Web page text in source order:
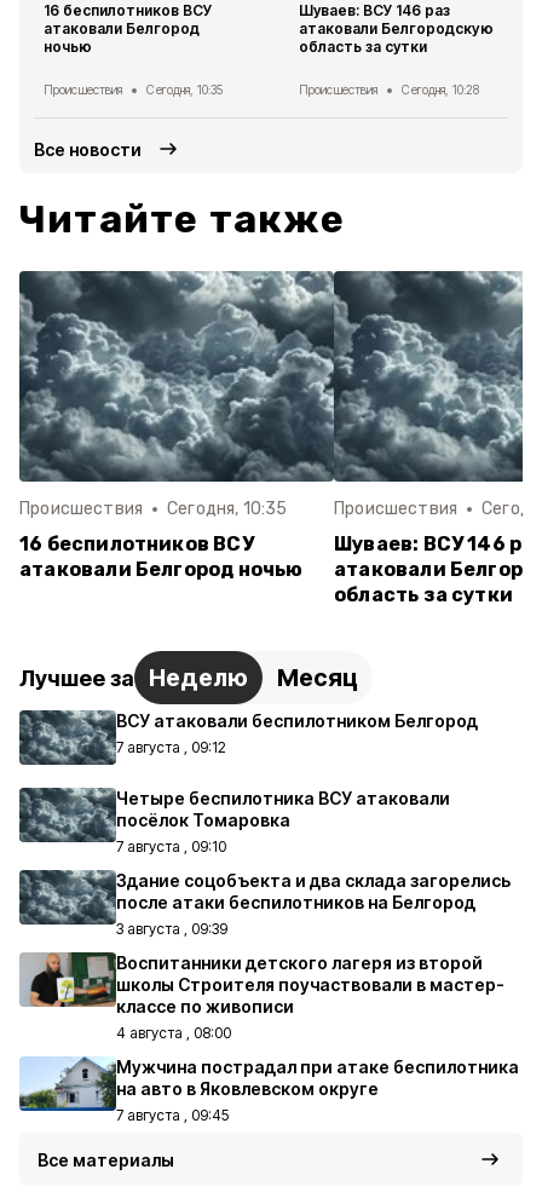
16 беспилотников ВСУ
атаковали Белгород
ночью
Происшествия Сегодня, 10:35
Шуваев: ВСУ 146 раз
атаковали Белгородскую
область за сутки
Происшествия Сегодня, 10:28
Все новости
Читайте также
Происшествия Сегодня, 10:35
16 беспилотников ВСУ
атаковали Белгород ночью
Происшествия
Шуваев: ВСУ 146
атаковали
область за сутки
Лучшее за Неделю Месяц
ВСУ атаковали беспилотником Белгород
7 августа , 09:12
Четыре беспилотника ВСУ атаковали
посёлок Томаровка
7 августа , 09:10
Здание соцобъекта и два склада загорелись
после атаки беспилотников на Белгород
3 августа , 09:39
Воспитанники детского лагеря из второй
школы Строителя поучаствовали в мастер-
классе по живописи
4 августа , 08:00
Мужчина пострадал при атаке беспилотника
на авто в Яковлевском округе
7 августа , 09:45
Все материалы